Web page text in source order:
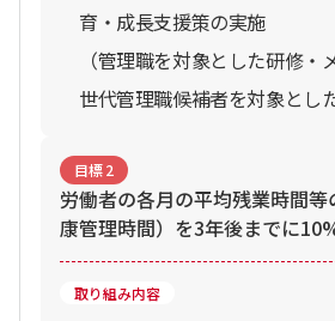
育・成長支援策の実施
（管理職を対象とした研修・
世代管理職候補者を対象とし
目標2
労働者の各月の平均残業時間
康管理時間）を3年後までに
取り組み内容